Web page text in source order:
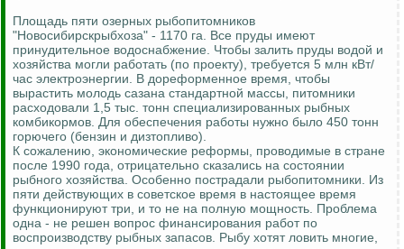
Площадь пяти озерных рыбопитомников
"Новосибирскрыбхоза" - 1170 га. Все пруды имеют
принудительное водоснабжение. Чтобы залить пруды водой и
хозяйства могли работать (по проекту), требуется 5 млн кВт/
час электроэнергии. В дореформенное время, чтобы
вырастить молодь сазана стандартной массы, питомники
расходовали 1,5 тыс. тонн специализированных рыбных
комбикормов. Для обеспечения работы нужно было 450 тонн
горючего (бензин и дизтопливо).
К сожалению, экономические реформы, проводимые в стране
после 1990 года, отрицательно сказались на состоянии
рыбного хозяйства. Особенно пострадали рыбопитомники. Из
пяти действующих в советское время в настоящее время
функционируют три, и то не на полную мощность. Проблема
одна - не решен вопрос финансирования работ по
воспроизводству рыбных запасов. Рыбу хотят ловить многие,